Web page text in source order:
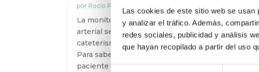
Las cookies de este sitio web se
y analizar el tráfico. Además,
redes sociales, publicidad y análisis
que hayan recopilado a partir del uso
por Rocío Peco
La monitorización de la presión
arterial se puede realizar mediante el
cateterismo de diferentes arterias.
Para saber cuál seleccionar en cada
paciente y evitar posibles